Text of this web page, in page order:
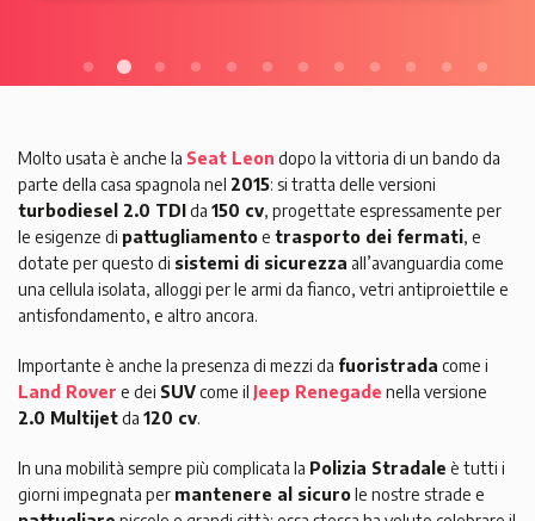
Molto usata è anche la Seat Leon dopo la vittoria di un bando da
parte della casa spagnola nel 2015: si tratta delle versioni
turbodiesel 2.0 TDIda 150 cv, progettate espressamente per
le esigenze di pattugliamentoe trasporto dei fermati, e
dotate per questo di sistemi di sicurezza all’avanguardia come
una cellula isolata, alloggi per le armi da fianco, vetri antiproiettile e
antisfondamento, e altro ancora.
Importante è anche la presenza di mezzi da fuoristrada come i
Land Rover e dei SUVcome il Jeep Renegade nella versione
2.0 Multijetda 120 cv.
In una mobilità sempre più complicata la Polizia Stradale è tutti i
giorni impegnata per mantenere al sicurole nostre strade e